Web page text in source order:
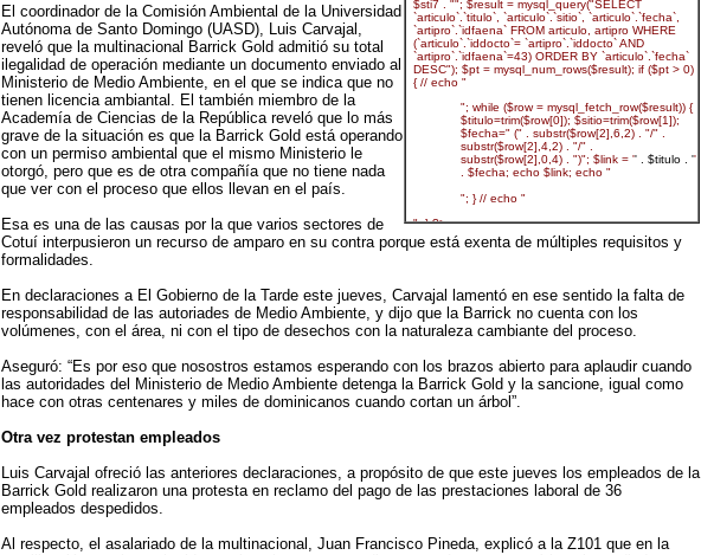
El coordinador de la Comisión Ambiental de la Universidad
Autónoma de Santo Domingo (UASD), Luis Carvajal,
reveló que la multinacional Barrick Gold admitió su total
ilegalidad de operación mediante un documento enviado al
Ministerio de Medio Ambiente, en el que se indica que no
tienen licencia ambiantal. El también miembro de la
Academía de Ciencias de la República reveló que lo más
grave de la situación es que la Barrick Gold está operando
con un permiso ambiental que el mismo Ministerio le
otorgó, pero que es de otra compañía que no tiene nada
que ver con el proceso que ellos llevan en el país.
Esa es una de las causas por la que varios sectores de
Cotuí interpusieron un recurso de amparo en su contra porque está exenta de múltiples requisitos y
formalidades.
En declaraciones a El Gobierno de la Tarde este jueves, Carvajal lamentó en ese sentido la falta de
responsabilidad de las autoriades de Medio Ambiente, y dijo que la Barrick no cuenta con los
volúmenes, con el área, ni con el tipo de desechos con la naturaleza cambiante del proceso.
Aseguró: “Es por eso que nosostros estamos esperando con los brazos abierto para aplaudir cuando
las autoridades del Ministerio de Medio Ambiente detenga la Barrick Gold y la sancione, igual como
hace con otras centenares y miles de dominicanos cuando cortan un árbol”.
Otra vez protestan empleados
Luis Carvajal ofreció las anteriores declaraciones, a propósito de que este jueves los empleados de la
Barrick Gold realizaron una protesta en reclamo del pago de las prestaciones laboral de 36
empleados despedidos.
Al respecto, el asalariado de la multinacional, Juan Francisco Pineda, explicó a la Z101 que en la